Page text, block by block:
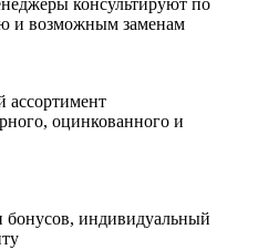
консультируют по
и возможным заменам
ассортимент
оцинкованного и
бонусов, индивидуальный